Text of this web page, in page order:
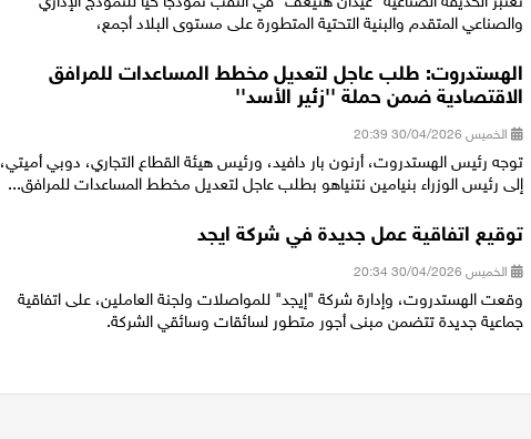
والصناعي المتقدم والبنية التحتية المتطورة على مستوى البلاد أجمع،
الهستدروت: طلب عاجل لتعديل مخطط المساعدات للمرافق
الاقتصادية ضمن حملة ''زئير الأسد''
الخميس 30/04/2026 20:39
توجه رئيس الهستدروت، أرنون بار دافيد، ورئيس هيئة القطاع التجاري، دوبي أميتي،
إلى رئيس الوزراء بنيامين نتنياهو بطلب عاجل لتعديل مخطط المساعدات للمرافق...
توقيع اتفاقية عمل جديدة في شركة ايجد
الخميس 30/04/2026 20:34
وقعت الهستدروت، وإدارة شركة "إيجد" للمواصلات ولجنة العاملين، على اتفاقية
جماعية جديدة تتضمن مبنى أجور متطور لسائقات وسائقي الشركة.